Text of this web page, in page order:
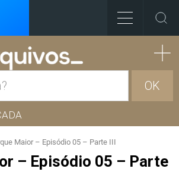
OK
Maior – Episódio 05 – Parte III
– Episódio 05 – Parte